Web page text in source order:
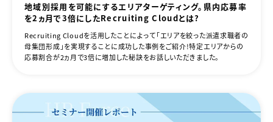
地域別採用を可能にするエリアターゲティング。県内応募率
を2ヵ月で3倍にしたRecruiting Cloudとは？
Recruiting Cloudを活用したことによって「エリアを絞った派遣求職者の
母集団形成」を実現することに成功した事例をご紹介！特定エリアからの
応募割合が2ヵ月で3倍に増加した秘訣をお話しいただきました。